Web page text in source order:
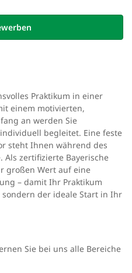
Praktikum in einer
einem motivierten,
an werden Sie
begleitet. Eine feste
steht Ihnen während des
Als zertifizierte Bayerische
großen Wert auf eine
– damit Ihr Praktikum
der ideale Start in Ihr
Sie bei uns alle Bereiche